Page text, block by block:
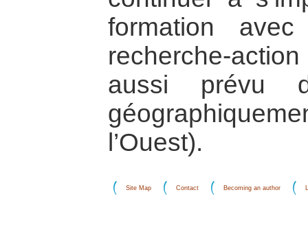
formation
recherche-
aussi prévu
l’Ouest).
Site Map Contact Becoming an author